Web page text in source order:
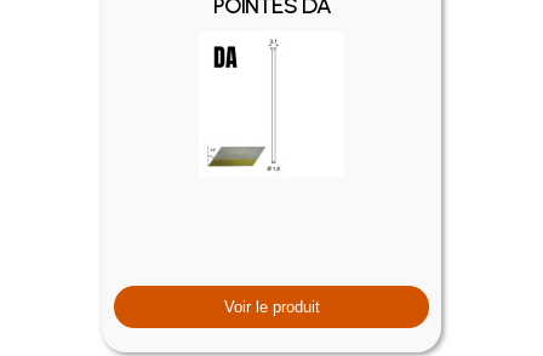
POINTES DA
Voir le produit